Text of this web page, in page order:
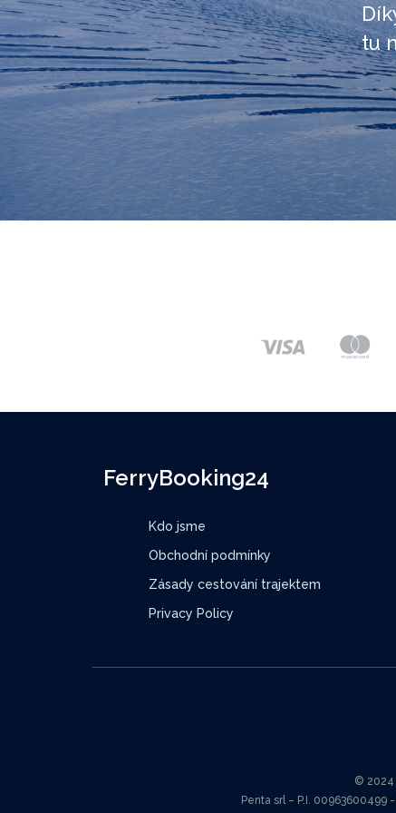
tu
FerryBooking24
Kdo jsme
Obchodní podmínky
Zásady cestování trajektem
Privacy Policy
© 2024
Penta srl – P.I.